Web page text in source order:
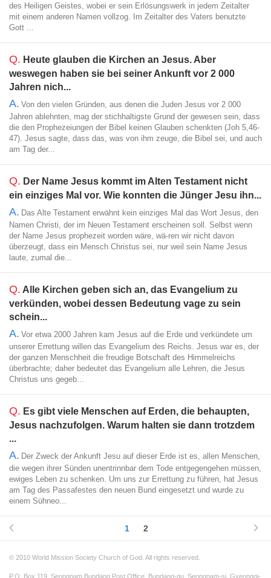
des Heiligen Geistes, wobei er sein Erlösungswerk in jedem Zeitalter
mit einem anderen Namen vollzog. Im Zeitalter des Vaters benutzte
Gott ...
Q. Heute glauben die Kirchen an Jesus. Aber
weswegen haben sie bei seiner Ankunft vor 2 000
Jahren nich...
A. Von den vielen Gründen, aus denen die Juden Jesus vor 2 000
Jahren ablehnten, mag der stichhaltigste Grund der gewesen sein, dass
die den Prophezeiungen der Bibel keinen Glauben schenkten (Joh 5,46-
47). Jesus sagte, dass das, was von ihm zeuge, die Bibel sei, und auch
am Tag der...
Q. Der Name Jesus kommt im Alten Testament nicht
ein einziges Mal vor. Wie konnten die Jünger Jesu ihn...
A. Das Alte Testament erwähnt kein einziges Mal das Wort Jesus, den
Namen Christi, der im Neuen Testament erscheinen soll. Selbst wenn
der Name Jesus prophezeit worden wäre, wä-ren wir nicht davon
überzeugt, dass ein Mensch Christus sei, nur weil sein Name Jesus
laute, zumal die...
Q. Alle Kirchen geben sich an, das Evangelium zu
verkünden, wobei dessen Bedeutung vage zu sein
schein...
A. Vor etwa 2000 Jahren kam Jesus auf die Erde und verkündete um
unserer Errettung willen das Evangelium des Reichs. Jesus war es, der
der ganzen Menschheit die freudige Botschaft des Himmelreichs
überbrachte; daher bedeutet das Evangelium alle Lehren, die Jesus
Christus uns gegeb...
Q. Es gibt viele Menschen auf Erden, die behaupten,
Jesus nachzufolgen. Warum halten sie dann trotzdem
...
A. Der Zweck der Ankunft Jesu auf dieser Erde ist es, allen Menschen,
die wegen ihrer Sünden unentrinnbar dem Tode entgegengehen müssen,
ewiges Leben zu schenken. Um uns zur Errettung zu führen, hat Jesus
am Tag des Passafestes den neuen Bund eingesetzt und wurde zu
einem Sühneo...
1 2
© 2010 World Mission Society Church of God. All rights reserved.
P.O. Box 119, Seongnam Bundang Post Office, Bundang-gu, Seongnam-si, Gyeonggi-